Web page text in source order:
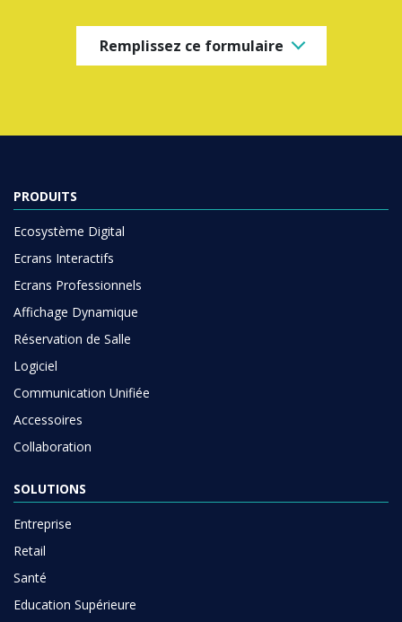
Remplissez ce formulaire
PRODUITS
Ecosystème Digital
Ecrans Interactifs
Ecrans Professionnels
Affichage Dynamique
Réservation de Salle
Logiciel
Communication Unifiée
Accessoires
Collaboration
SOLUTIONS
Entreprise
Retail
Santé
Education Supérieure